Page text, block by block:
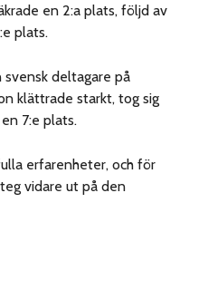
en 2:a plats, följd av
plats.
deltagare på
klättrade starkt, tog sig
7:e plats.
erfarenheter, och för
vidare ut på den